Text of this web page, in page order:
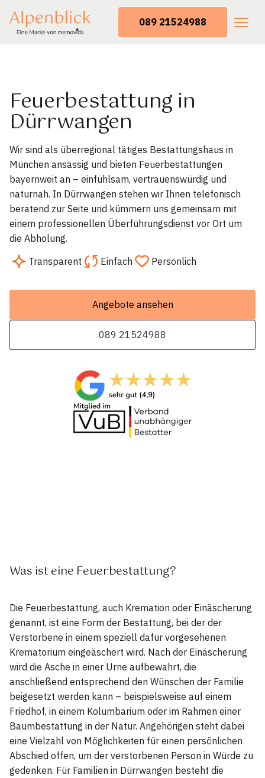
089 21524988
Feuerbestattung in
Dürrwangen
Wir sind als überregional tätiges Bestattungshaus in
München ansässig und bieten Feuerbestattungen
bayernweit an – einfühlsam, vertrauenswürdig und
naturnah. In Dürrwangen stehen wir Ihnen telefonisch
beratend zur Seite und kümmern uns gemeinsam mit
einem professionellen Überführungsdienst vor Ort um
die Abholung.
Transparent
Einfach Persönlich
Angebote ansehen
089 21524988
Was ist eine Feuerbestattung?
Die Feuerbestattung, auch Kremation oder Einäscherung
genannt, ist eine Form der Bestattung, bei der der
Verstorbene in einem speziell dafür vorgesehenen
Krematorium eingeäschert wird. Nach der Einäscherung
wird die Asche in einer Urne aufbewahrt, die
anschließend entsprechend den Wünschen der Familie
beigesetzt werden kann – beispielsweise auf einem
Friedhof, in einem Kolumbarium oder im Rahmen einer
Baumbestattung in der Natur. Angehörigen steht dabei
eine Vielzahl von Möglichkeiten für einen persönlichen
Abschied offen, um der verstorbenen Person in Würde zu
gedenken. Für Familien in Dürrwangen besteht die